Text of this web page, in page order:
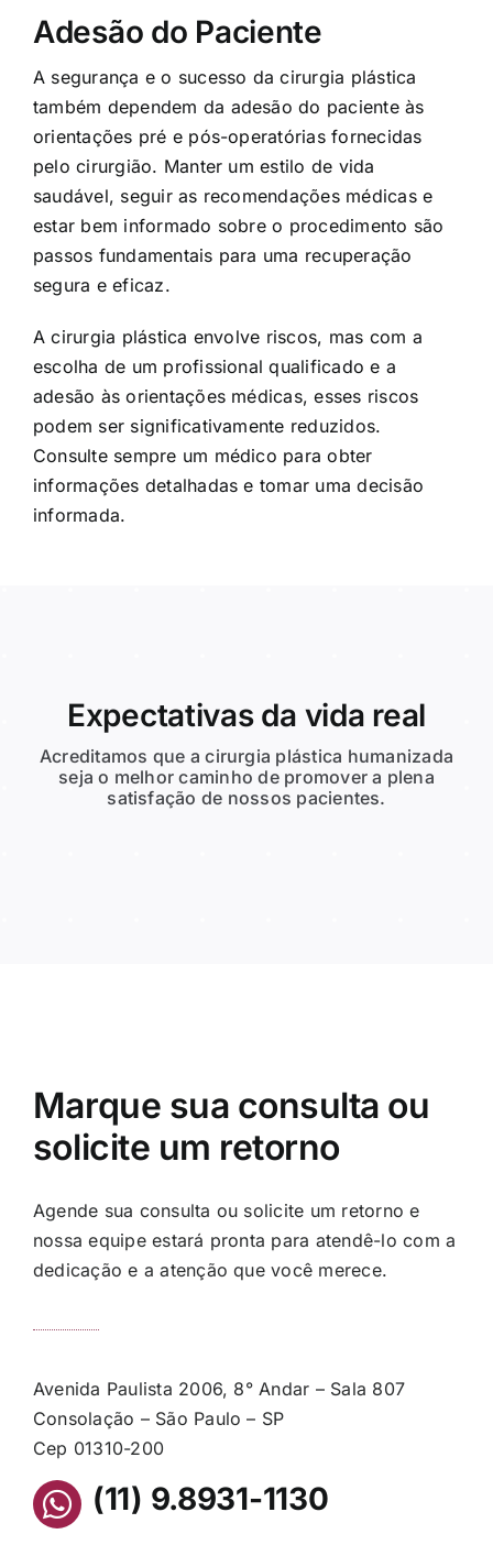
Adesão do Paciente
A segurança e o sucesso da cirurgia plástica
também dependem da adesão do paciente às
orientações pré e pós-operatórias fornecidas
pelo cirurgião. Manter um estilo de vida
saudável, seguir as recomendações médicas e
estar bem informado sobre o procedimento são
passos fundamentais para uma recuperação
segura e eficaz.
A cirurgia plástica envolve riscos, mas com a
escolha de um profissional qualificado e a
adesão às orientações médicas, esses riscos
podem ser significativamente reduzidos.
Consulte sempre um médico para obter
informações detalhadas e tomar uma decisão
informada.
Expectativas da vida real
Acreditamos que a cirurgia plástica humanizada
seja o melhor caminho de promover a plena
satisfação de nossos pacientes.
Marque sua consulta ou
solicite um retorno
Agende sua consulta ou solicite um retorno e
nossa equipe estará pronta para atendê-lo com a
dedicação e a atenção que você merece.
Avenida Paulista 2006, 8° Andar – Sala 807
Consolação – São Paulo – SP
Cep 01310-200
(11) 9.8931-1130